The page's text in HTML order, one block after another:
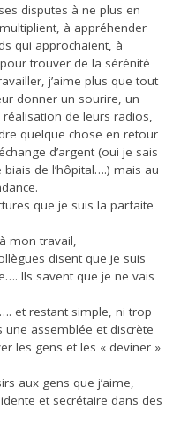
disputes à ne plus en
à appréhender
qui approchaient, à
trouver de la sérénité
j’aime plus que tout
donner un sourire, un
de leurs radios,
quelque chose en retour
d’argent (oui je sais
de l’hôpital….) mais au
que je suis la parfaite
mon travail,
disent que je suis
Ils savent que je ne vais
et restant simple, ni trop
assemblée et discrète
les gens et les « deviner »
aux gens que j’aime,
et secrétaire dans des